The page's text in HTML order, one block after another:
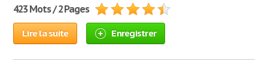
423 Mots / 2 Pages
Lire la suite Enregistrer